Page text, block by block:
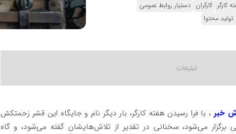
کارگر کارگران دستیار روابط عمومی
محتوا
خبر ، با فرا رسیدن هفته کارگر، بار دیگر نام و جایگاه این قشر زحمتکش
برگزار می‌شود، سخنانی در تقدیر از تلاش‌هایشان گفته می‌شود، و گاه